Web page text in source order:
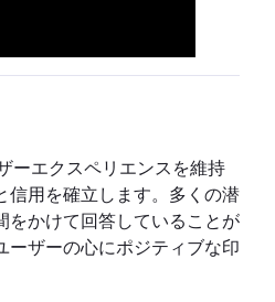
ーエクスペリエンスを維持
信用を確立します。多くの潜
をかけて回答していることが
ーザーの心にポジティブな印